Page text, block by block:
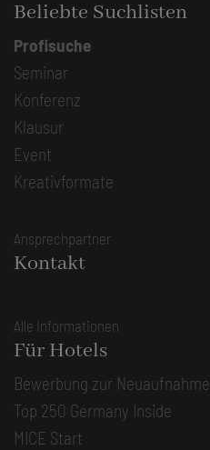
Beliebte Suchlisten
Profisuche
Seminar
Konferenz
Klausur
Event
Kreativformate
Ansprechpartner
Kontakt
Alle Informationen
Für Hotels
Bewerbung zur Neuaufnahme
Top 250 Germany Inside
MICE Start